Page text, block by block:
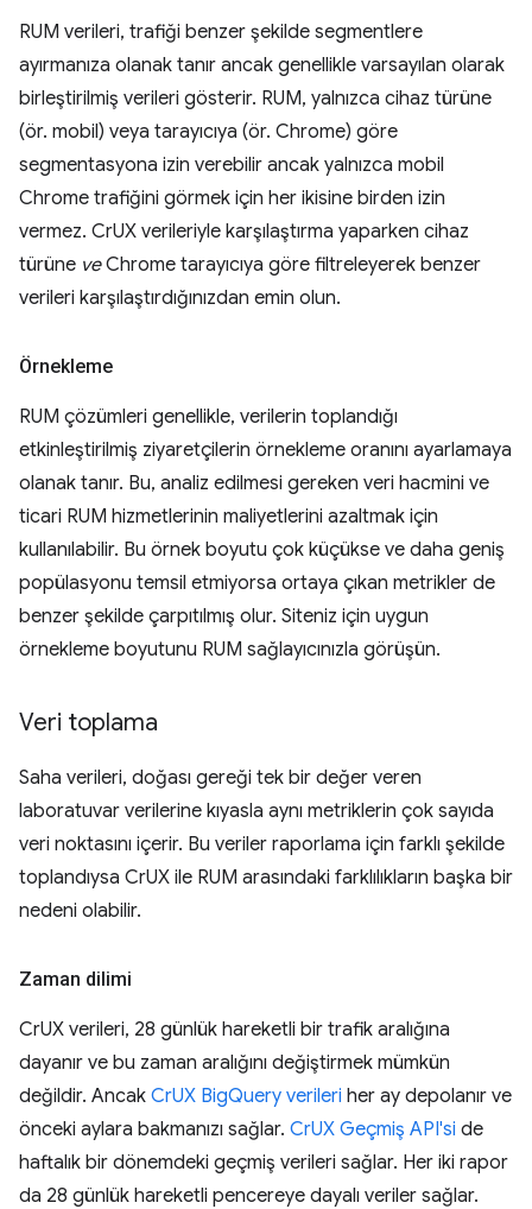
RUM verileri, trafiği benzer şekilde segmentlere
ayırmanıza olanak tanır ancak genellikle varsayılan olarak
birleştirilmiş verileri gösterir. RUM, yalnızca cihaz türüne
(ör. mobil) veya tarayıcıya (ör. Chrome) göre
segmentasyona izin verebilir ancak yalnızca mobil
Chrome trafiğini görmek için her ikisine birden izin
vermez. CrUX verileriyle karşılaştırma yaparken cihaz
türüne veChrome tarayıcıya göre filtreleyerek benzer
verileri karşılaştırdığınızdan emin olun.
Örnekleme
RUM çözümleri genellikle, verilerin toplandığı
etkinleştirilmiş ziyaretçilerin örnekleme oranını ayarlamaya
olanak tanır. Bu, analiz edilmesi gereken veri hacmini ve
ticari RUM hizmetlerinin maliyetlerini azaltmak için
kullanılabilir. Bu örnek boyutu çok küçükse ve daha geniş
popülasyonu temsil etmiyorsa ortaya çıkan metrikler de
benzer şekilde çarpıtılmış olur. Siteniz için uygun
örnekleme boyutunu RUM sağlayıcınızla görüşün.
Veri toplama
Saha verileri, doğası gereği tek bir değer veren
laboratuvar verilerine kıyasla aynı metriklerin çok sayıda
veri noktasını içerir. Bu veriler raporlama için farklı şekilde
toplandıysa CrUX ile RUM arasındaki farklılıkların başka bir
nedeni olabilir.
Zaman dilimi
CrUX verileri, 28 günlük hareketli bir trafik aralığına
dayanır ve bu zaman aralığını değiştirmek mümkün
değildir. Ancak CrUX BigQuery verileri her ay depolanır ve
önceki aylara bakmanızı sağlar. CrUX Geçmiş API'si de
haftalık bir dönemdeki geçmiş verileri sağlar. Her iki rapor
da 28 günlük hareketli pencereye dayalı veriler sağlar.